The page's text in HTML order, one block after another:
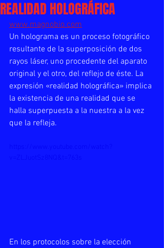
REALIDAD HOLOGRÁFICA
www.magnobio.com
Un holograma es un proceso fotográfico
resultante de la superposición de dos
rayos láser, uno procedente del aparato
original y el otro, del reflejo de éste. La
expresión «realidad holográfica» implica
la existencia de una realidad que se
halla superpuesta a la nuestra a la vez
que la refleja.
En los protocolos sobre la elección